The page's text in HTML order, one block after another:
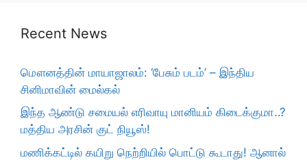
Recent News
மௌனத்தின் மாயாஜாலம்: ‘பேசும் படம்’ – இந்திய
சினிமாவின் மைல்கல்
இந்த ஆண்டு சமையல் எரிவாயு மானியம் கிடைக்குமா..?
மத்திய அரசின் குட் நியூஸ்!
மணிக்கட்டில் கயிறு நெற்றியில் பொட்டு கூடாது! ஆனால்